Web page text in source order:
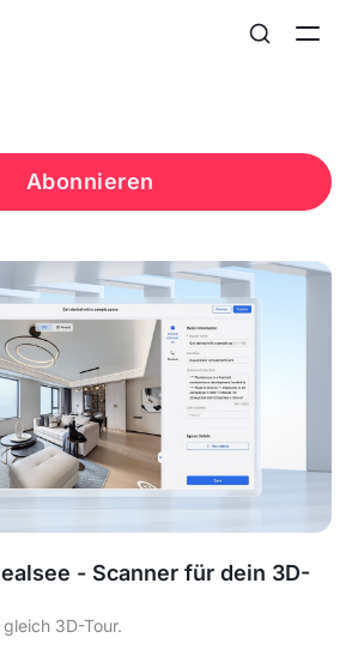
Abonnieren
- Scanner für dein 3D-
3D-Tour.